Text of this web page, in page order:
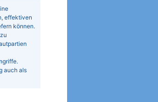
effektiven
können.
auch als